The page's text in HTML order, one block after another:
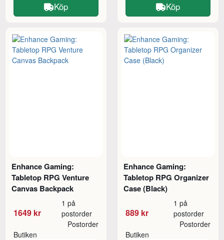
Köp Köp
Enhance Gaming:
Tabletop RPG Venture
Canvas Backpack
1649 kr
1 på
postorder
Butiken
Postorder
Enhance Gaming:
Tabletop RPG Organizer
Case (Black)
889 kr
1 på
postorder
Butiken
Postorder